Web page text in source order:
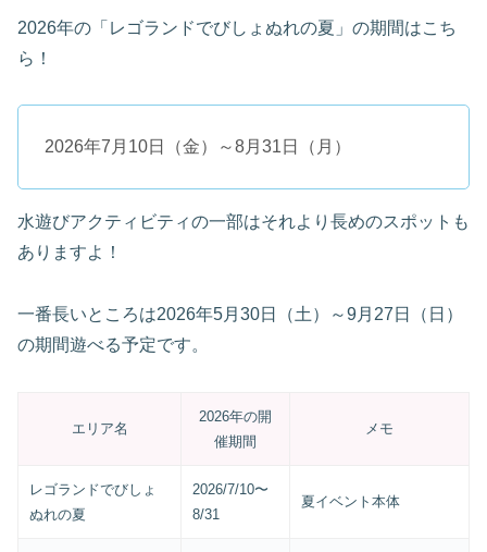
2026年の「レゴランドでびしょぬれの夏」の期間はこち
ら！
2026年7月10日（金）～8月31日（月）
水遊びアクティビティの一部はそれより長めのスポットも
ありますよ！
一番長いところは2026年5月30日（土）～9月27日（日）
の期間遊べる予定です。
エリア名
2026年の開
催期間
メモ
レゴランドでびしょ
ぬれの夏
2026/7/10〜
8/31
夏イベント本体